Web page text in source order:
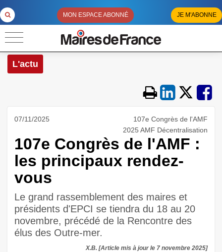
MON ESPACE ABONNÉ JE M'ABONNE
L'actu
07/11/2025
107e Congrès de l'AMF
2025 AMF Décentralisation
107e Congrès de l'AMF :
les principaux rendez-
vous
Le grand rassemblement des maires et
présidents d'EPCI se tiendra du 18 au 20
novembre, précédé de la Rencontre des
élus des Outre-mer.
X.B. [Article mis à jour le 7 novembre 2025]